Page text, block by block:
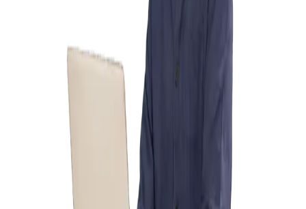
நுண்ணிய பங்கு அனுமதிகள்
ஒவ்வொரு பயனரும் என்ன பார்க்கலாம், செய்யலாம், திருத்தலாம்
அல்லது அணுகலாம் என்று சரியாக அமைக்கவும் — கொள்முதல்
மேலாளர், விற்பனை பணியாளர், கேஷியர், நிர்வாகி —
ஒவ்வொருவருக்கும் தங்கள் சொந்த சுயவிவரம்.
பரிவர்த்தனை தணிக்கை பாதை
ஒவ்வொரு பில், ரத்து செய்தல், திருத்தல் மற்றும் திரும்பப்பெறுதல்
பயனர், டெர்மினல், நேரம் மற்றும் முன்/பின் மதிப்புகளுடன் பதிவு
செய்யப்படும் — பதிவில்லாமல் எதுவும் மாற்ற முடியாது.